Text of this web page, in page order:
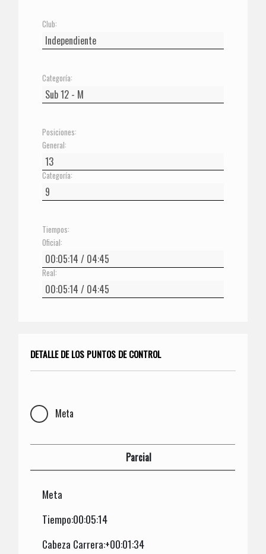
Club:
Categoría:
Posiciones:
General:
Categoría:
Tiempos:
Oficial:
Real:
DETALLE DE LOS PUNTOS DE CONTROL
Meta
Parcial
Meta
Tiempo:00:05:14
Cabeza Carrera:+00:01:34